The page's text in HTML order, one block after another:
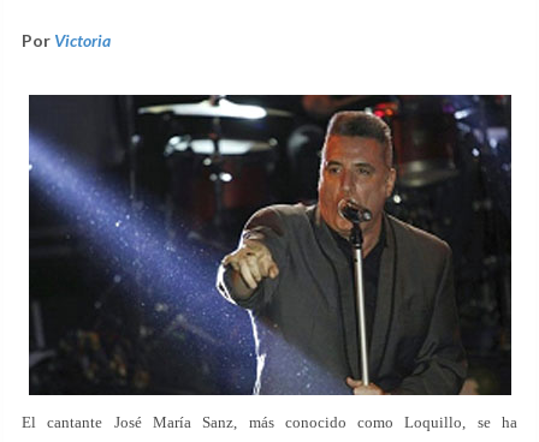
Por Victoria
El cantante José María Sanz, más conocido como Loquillo, se ha